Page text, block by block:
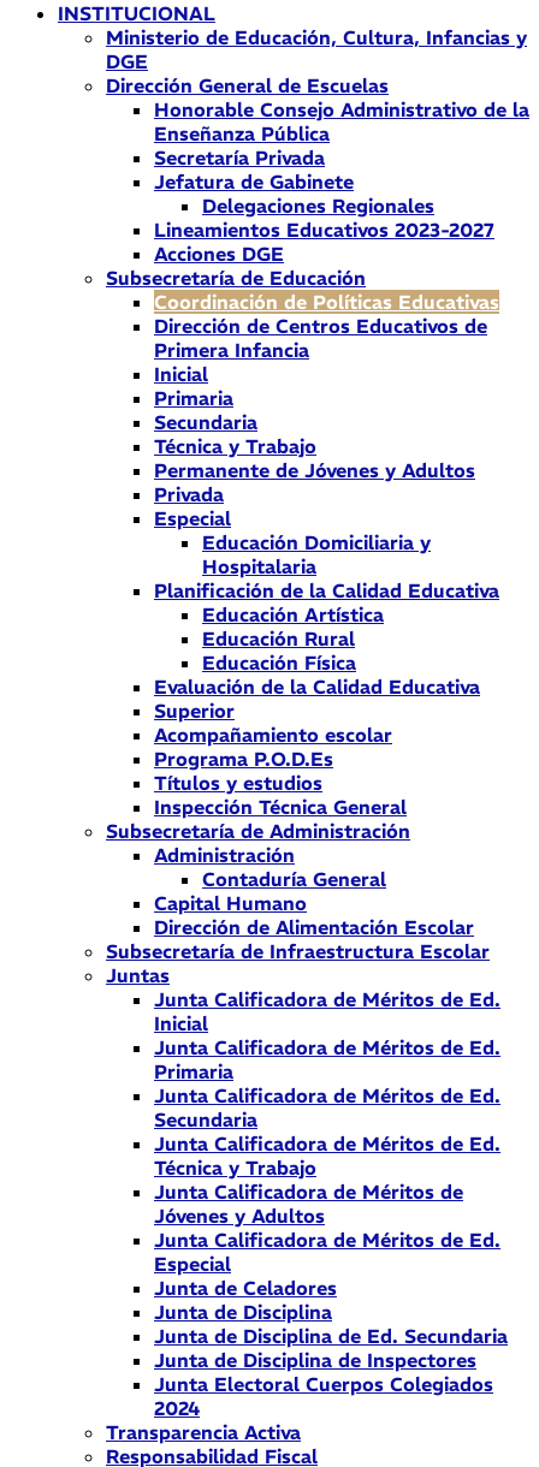
INSTITUCIONAL
Ministerio de Educación, Cultura, Infancias y
DGE
Dirección General de Escuelas
Honorable Consejo Administrativo de la
Enseñanza Pública
Secretaría Privada
Jefatura de Gabinete
Delegaciones Regionales
Lineamientos Educativos 2023-2027
Acciones DGE
Subsecretaría de Educación
Coordinación de Políticas Educativas
Dirección de Centros Educativos de
Primera Infancia
Inicial
Primaria
Secundaria
Técnica y Trabajo
Permanente de Jóvenes y Adultos
Privada
Especial
Educación Domiciliaria y
Hospitalaria
Planificación de la Calidad Educativa
Educación Artística
Educación Rural
Educación Física
Evaluación de la Calidad Educativa
Superior
Acompañamiento escolar
Programa P.O.D.Es
Títulos y estudios
Inspección Técnica General
Subsecretaría de Administración
Administración
Contaduría General
Capital Humano
Dirección de Alimentación Escolar
Subsecretaría de Infraestructura Escolar
Juntas
Junta Calificadora de Méritos de Ed.
Inicial
Junta Calificadora de Méritos de Ed.
Primaria
Junta Calificadora de Méritos de Ed.
Secundaria
Junta Calificadora de Méritos de Ed.
Técnica y Trabajo
Junta Calificadora de Méritos de
Jóvenes y Adultos
Junta Calificadora de Méritos de Ed.
Especial
Junta de Celadores
Junta de Disciplina
Junta de Disciplina de Ed. Secundaria
Junta de Disciplina de Inspectores
Junta Electoral Cuerpos Colegiados
2024
Transparencia Activa
Responsabilidad Fiscal